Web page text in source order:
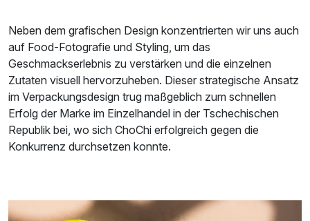
Neben dem grafischen Design konzentrierten wir uns auch
auf Food-Fotografie und Styling, um das
Geschmackserlebnis zu verstärken und die einzelnen
Zutaten visuell hervorzuheben. Dieser strategische Ansatz
im Verpackungsdesign trug maßgeblich zum schnellen
Erfolg der Marke im Einzelhandel in der Tschechischen
Republik bei, wo sich ChoChi erfolgreich gegen die
Konkurrenz durchsetzen konnte.